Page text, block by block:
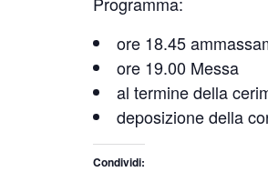
ore 18.45
ore 19.00 Messa
al termine della
deposizione della
Condividi: